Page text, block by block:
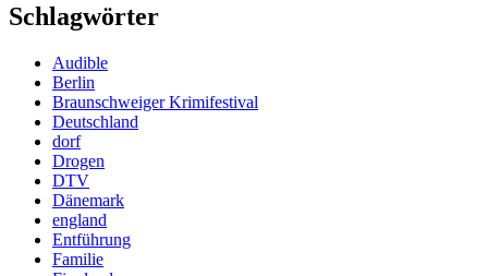
Schlagwörter
Audible
Berlin
Braunschweiger Krimifestival
Deutschland
dorf
Drogen
DTV
Dänemark
england
Entführung
Familie